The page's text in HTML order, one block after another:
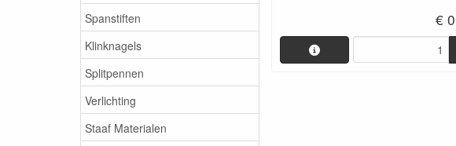
Spanstiften
Klinknagels
Splitpennen
Verlichting
Staaf Materialen
€